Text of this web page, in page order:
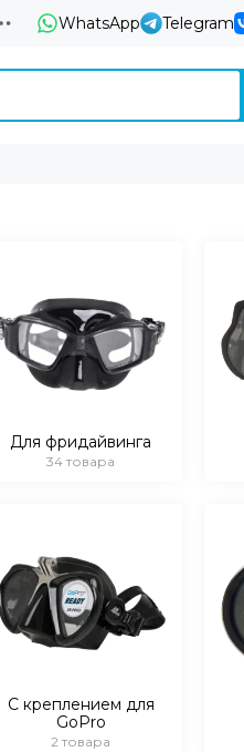
WhatsApp Telegram
Для фридайвинга
34 товара
С креплением для
GoPro
2 товара